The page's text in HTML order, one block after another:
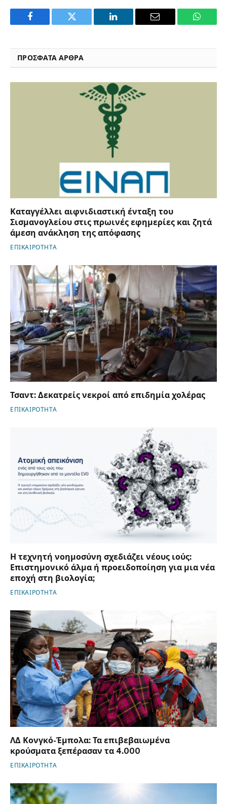
Facebook Twitter LinkedIn Email
ΠΡΟΣΦΑΤΑ ΑΡΘΡΑ
Καταγγέλλει αιφνιδιαστική ένταξη του
Σισμανογλείου στις πρωινές εφημερίες και ζητά
άμεση ανάκληση της απόφασης
ΕΠΙΚΑΙΡΟΤΗΤΑ
Τσαντ: Δεκατρείς νεκροί από επιδημία χολέρας
ΕΠΙΚΑΙΡΟΤΗΤΑ
Η τεχνητή νοημοσύνη σχεδιάζει νέους ιούς:
Επιστημονικό άλμα ή προειδοποίηση για μια νέα
εποχή στη βιολογία;
ΕΠΙΚΑΙΡΟΤΗΤΑ
ΛΔ Κονγκό-Έμπολα: Τα επιβεβαιωμένα
κρούσματα ξεπέρασαν τα 4.000
ΕΠΙΚΑΙΡΟΤΗΤΑ